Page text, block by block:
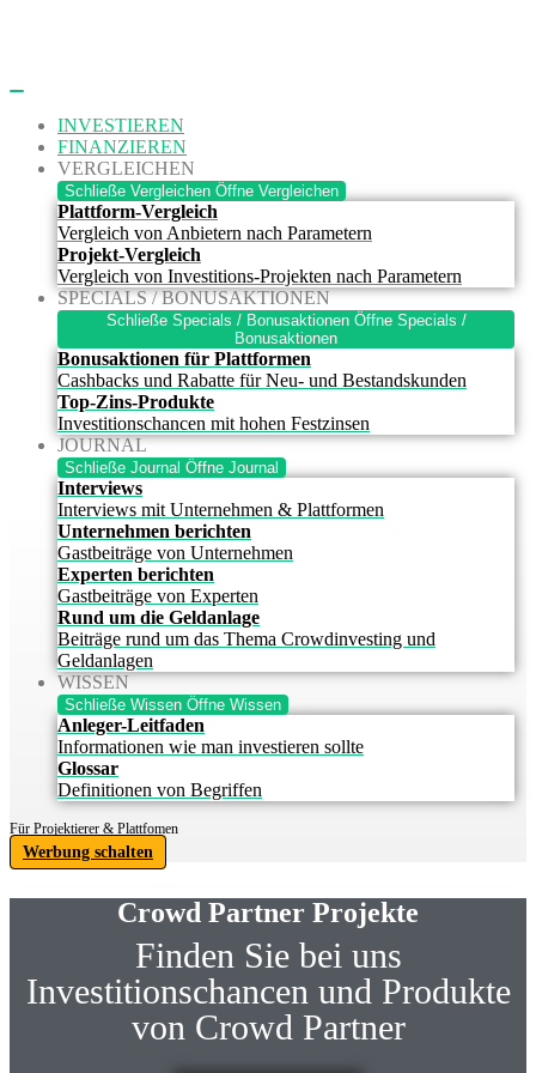
INVESTIEREN
FINANZIEREN
VERGLEICHEN
Schließe Vergleichen Öffne Vergleichen
Plattform-Vergleich
Vergleich von Anbietern nach Parametern
Projekt-Vergleich
Vergleich von Investitions-Projekten nach Parametern
SPECIALS / BONUSAKTIONEN
Schließe Specials / Bonusaktionen Öffne Specials /
Bonusaktionen
Bonusaktionen für Plattformen
Cashbacks und Rabatte für Neu- und Bestandskunden
Top-Zins-Produkte
Investitionschancen mit hohen Festzinsen
JOURNAL
Schließe Journal Öffne Journal
Interviews
Interviews mit Unternehmen & Plattformen
Unternehmen berichten
Gastbeiträge von Unternehmen
Experten berichten
Gastbeiträge von Experten
Rund um die Geldanlage
Beiträge rund um das Thema Crowdinvesting und
Geldanlagen
WISSEN
Schließe Wissen Öffne Wissen
Anleger-Leitfaden
Informationen wie man investieren sollte
Glossar
Definitionen von Begriffen
Für Projektierer & Plattfomen
Werbung schalten
Crowd Partner Projekte
Finden Sie bei uns
Investitionschancen und Produkte
von Crowd Partner